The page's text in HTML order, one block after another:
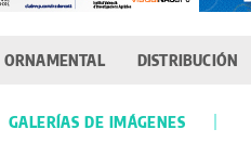
ORNAMENTAL DISTRIBUCIÓN
GALERÍAS DE IMÁGENES